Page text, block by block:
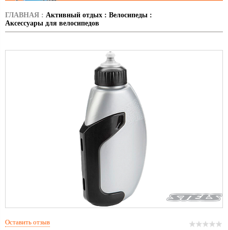
ГЛАВНАЯ : Активный отдых : Велосипеды :
Аксессуары для велосипедов
Оставить отзыв